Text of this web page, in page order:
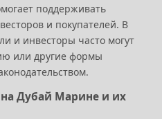
поддерживать
и покупателей. В
и инвесторы часто могут
или другие формы
Дубай Марине и их